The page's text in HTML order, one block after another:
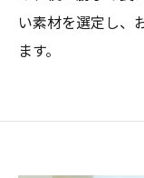
い素材を選定し、
ます。